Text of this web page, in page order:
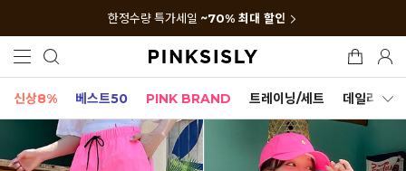
한정수량 특가세일 ~70% 최대 할인
신상8% 베스트50 PINK BRAND 트레이닝/세트 데일리세트